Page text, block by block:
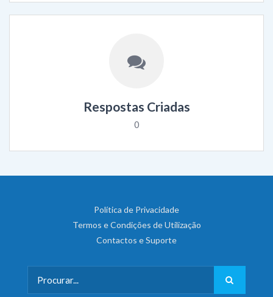
Respostas Criadas
0
Política de Privacidade
Termos e Condições de Utilização
Contactos e Suporte